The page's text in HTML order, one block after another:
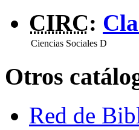
CIRC:
Ciencias Sociales D
Otros
Red de